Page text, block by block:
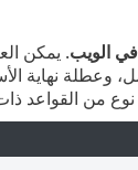
الويب. يمكن
وعطلة نهاية
من القواعد